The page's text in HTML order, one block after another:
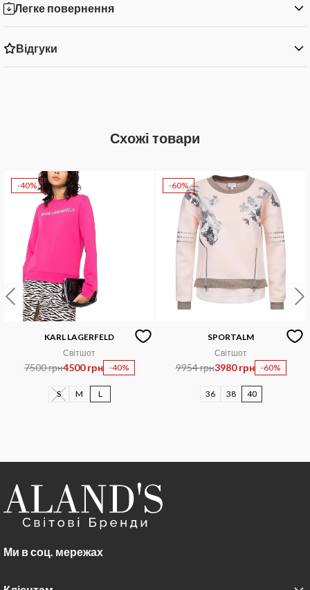
Легке повернення
Відгуки
Схожі товари
-40%
KARL LAGERFELD
Світшот
7500 грн4500 грн -40%
S M L
-60%
SPORTALM
Світшот
9954 грн3980 грн -60%
36 38 40
Ми в соц. мережах